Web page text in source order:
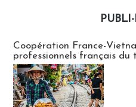
Coopération France-
professionnels français du